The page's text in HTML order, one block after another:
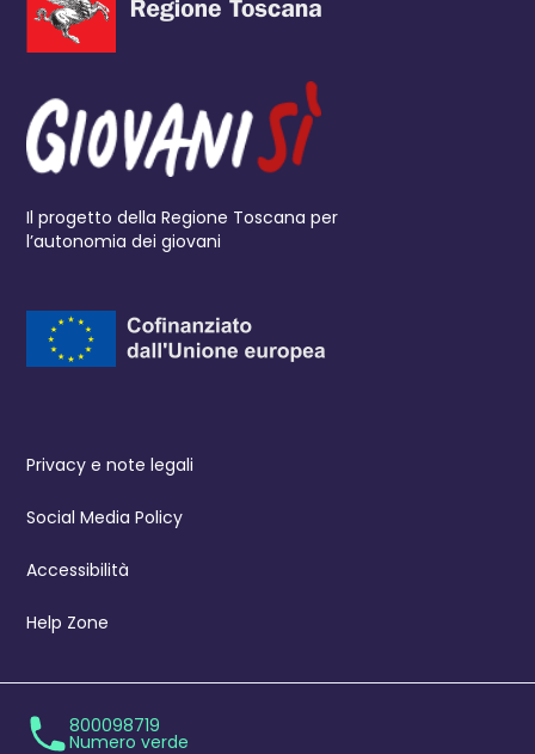
Il progetto della Regione Toscana per
l’autonomia dei giovani
Privacy e note legali
Social Media Policy
Accessibilità
Help Zone
800098719
Numero verde